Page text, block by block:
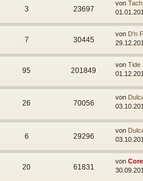
3 23697
von
7 30445
von D'n
95 201849
von Tide
26 70056
von
6 29296
von
20 61831
von